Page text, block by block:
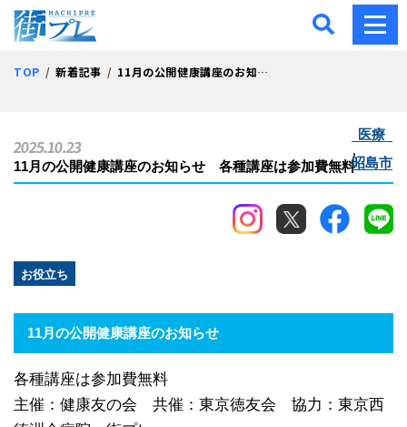
街プレ -東京・西多摩の
TOP 新着記事 11月の公開健康講座のお知らせ 各種講座は参加費無料
11月の公開健康講座のお知らせ 各種講座は参加費無料
お役立ち
2025.10.23
医療
,
昭島市
11月の公開健康講座のお知らせ
各種講座は参加費無料
主催：健康友の会 共催：東京徳友会 協力：東京西